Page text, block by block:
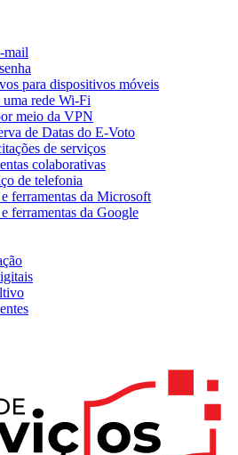
mail
para dispositivos móveis
uma rede Wi-Fi
meio da VPN
de Datas do E-Voto
de serviços
colaborativas
de telefonia
ferramentas da Microsoft
ferramentas da Google